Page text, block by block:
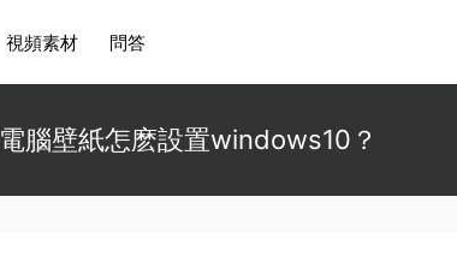
視頻素材 問答
電腦壁紙怎麽設置windows10？